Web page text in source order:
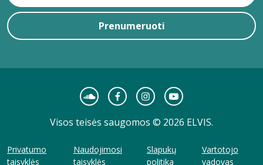
Prenumeruoti
Visos teisės saugomos © 2026 ELVIS.
Privatumo
taisyklės
Naudojimosi
taisyklės
Slapukų
politika
Vartotojo
vadovas